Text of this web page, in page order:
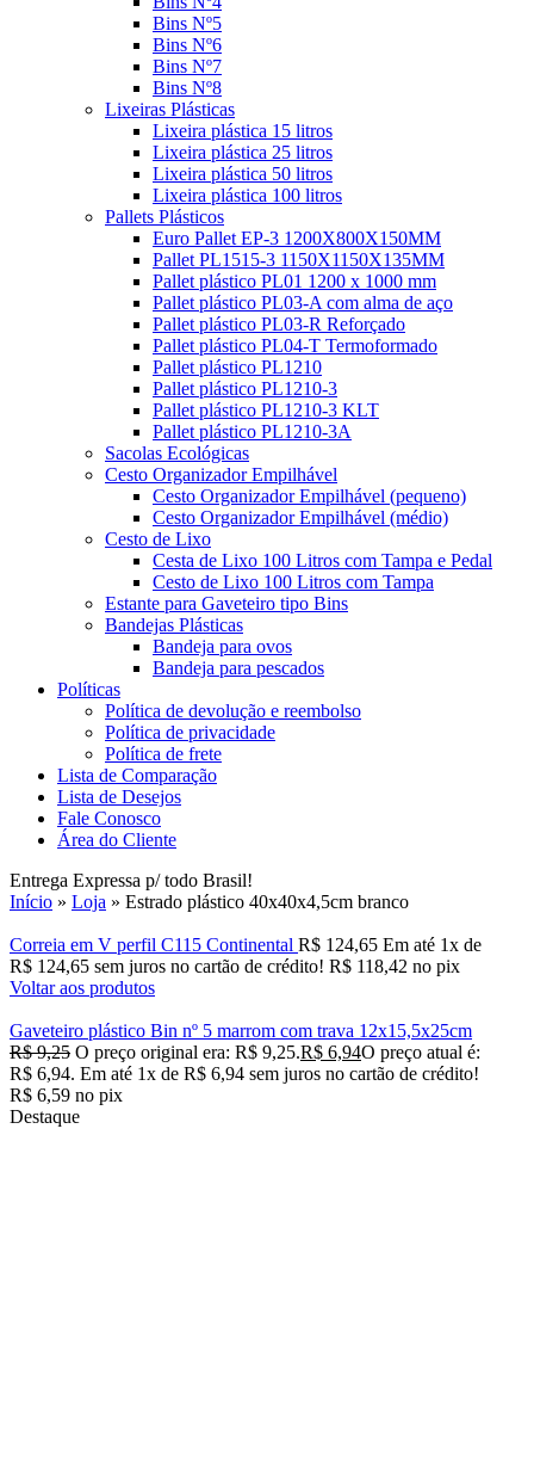
Bins Nº5
Bins Nº6
Bins Nº7
Bins Nº8
Lixeiras Plásticas
Lixeira plástica 15 litros
Lixeira plástica 25 litros
Lixeira plástica 50 litros
Lixeira plástica 100 litros
Pallets Plásticos
Euro Pallet EP-3 1200X800X150MM
Pallet PL1515-3 1150X1150X135MM
Pallet plástico PL01 1200 x 1000 mm
Pallet plástico PL03-A com alma de aço
Pallet plástico PL03-R Reforçado
Pallet plástico PL04-T Termoformado
Pallet plástico PL1210
Pallet plástico PL1210-3
Pallet plástico PL1210-3 KLT
Pallet plástico PL1210-3A
Sacolas Ecológicas
Cesto Organizador Empilhável
Cesto Organizador Empilhável (pequeno)
Cesto Organizador Empilhável (médio)
Cesto de Lixo
Cesta de Lixo 100 Litros com Tampa e Pedal
Cesto de Lixo 100 Litros com Tampa
Estante para Gaveteiro tipo Bins
Bandejas Plásticas
Bandeja para ovos
Bandeja para pescados
Políticas
Política de devolução e reembolso
Política de privacidade
Política de frete
Lista de Comparação
Lista de Desejos
Fale Conosco
Área do Cliente
Entrega Expressa p/ todo Brasil!
Início » Loja » Estrado plástico 40x40x4,5cm branco
Correia em V perfil C115 Continental R$ 124,65 Em até 1x de
R$ 124,65 sem juros no cartão de crédito! R$ 118,42 no pix
Voltar aos produtos
Gaveteiro plástico Bin nº 5 marrom com trava 12x15,5x25cm
R$9,25 O preço original era: R$ 9,25.R$ 6,94O preço atual é:
R$ 6,94. Em até 1x de R$ 6,94 sem juros no cartão de crédito!
R$ 6,59 no pix
Destaque